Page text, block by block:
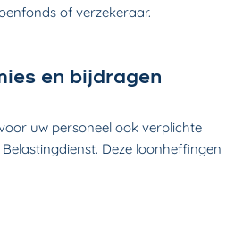
of verzekeraar.
en bijdragen
uw personeel ook verplichte
Deze loonheffingen